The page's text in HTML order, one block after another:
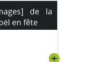
de la
en fête
+